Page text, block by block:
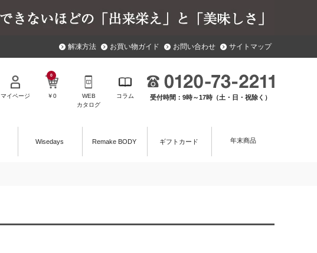
解凍方法 お買い物ガイド お問い合わせ サイトマップ
受付時間：9時～17時（土・日・祝除く）
マイページ ￥0
0
WEB
カタログ
コラム
Wisedays Remake BODY ギフトカード 年末商品